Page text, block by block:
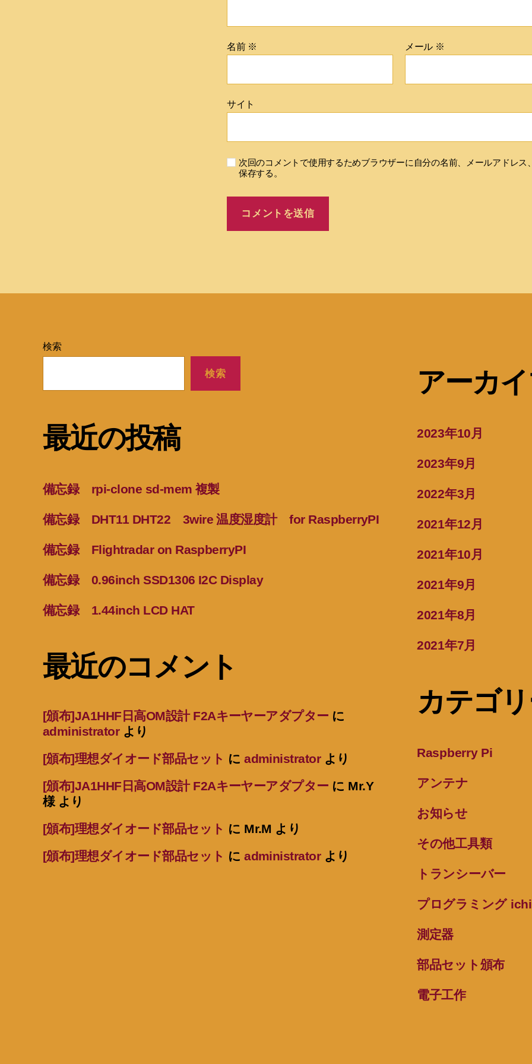
名前 ※ メール ※
サイト
次回のコメントで使用するためブラウザーに自分の名前、メールアドレス
保存する。
検索
検索
最近の投稿
備忘録 rpi-clone sd-mem 複製
備忘録 DHT11 DHT22 3wire 温度湿度計 for RaspberryPI
備忘録 Flightradar on RaspberryPI
備忘録 0.96inch SSD1306 I2C Display
備忘録 1.44inch LCD HAT
最近のコメント
[頒布]JA1HHF日高OM設計 F2Aキーヤーアダプター に
administratorより
[頒布]理想ダイオード部品セット にadministratorより
[頒布]JA1HHF日高OM設計 F2Aキーヤーアダプター に Mr.Y
様より
[頒布]理想ダイオード部品セット に Mr.M より
[頒布]理想ダイオード部品セット にadministratorより
アーカ
2023年10月
2023年9月
2022年3月
2021年12月
2021年10月
2021年9月
2021年8月
2021年7月
カテゴ
Raspberry Pi
アンテナ
お知らせ
その他工具類
トランシーバー
プログラミング
測定器
部品セット頒布
電子工作